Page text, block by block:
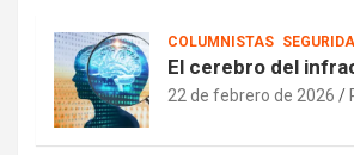
COLUMNISTAS
El cerebro del
22 de febrero de 2026